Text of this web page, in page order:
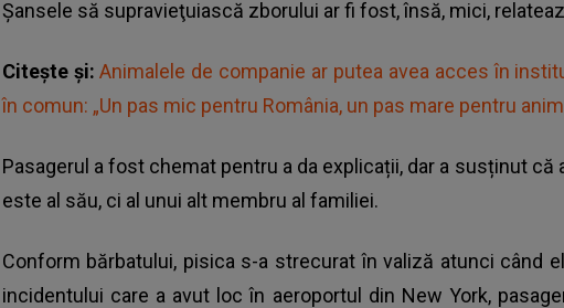
Şansele să supravieţuiască zborului ar fi fost, însă, mici,
Citește și:Animalele de companie ar putea avea acces în
în comun: „Un pas mic pentru România, un pas mare pentru
Pasagerul a fost chemat pentru a da explicații, dar a susținut că
este al său, ci al unui alt membru al familiei.
Conform bărbatului, pisica s-a strecurat în valiză atunci când
incidentului care a avut loc în aeroportul din New York,